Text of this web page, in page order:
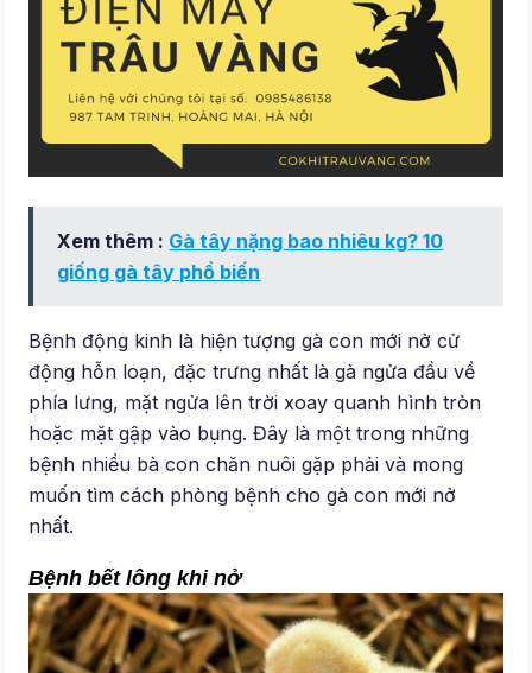
Xem thêm : Gà tây nặng bao nhiêu kg? 10
giống gà tây phổ biến
Bệnh động kinh là hiện tượng gà con mới nở cử
động hỗn loạn, đặc trưng nhất là gà ngửa đầu về
phía lưng, mặt ngửa lên trời xoay quanh hình tròn
hoặc mặt gập vào bụng. Đây là một trong những
bệnh nhiều bà con chăn nuôi gặp phải và mong
muốn tìm cách phòng bệnh cho gà con mới nở
nhất.
Bệnh bết lông khi nở